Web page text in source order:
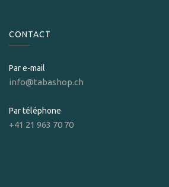
CONTACT
Par e-mail
info@tabashop.ch
Par téléphone
+41 21 963 70 70